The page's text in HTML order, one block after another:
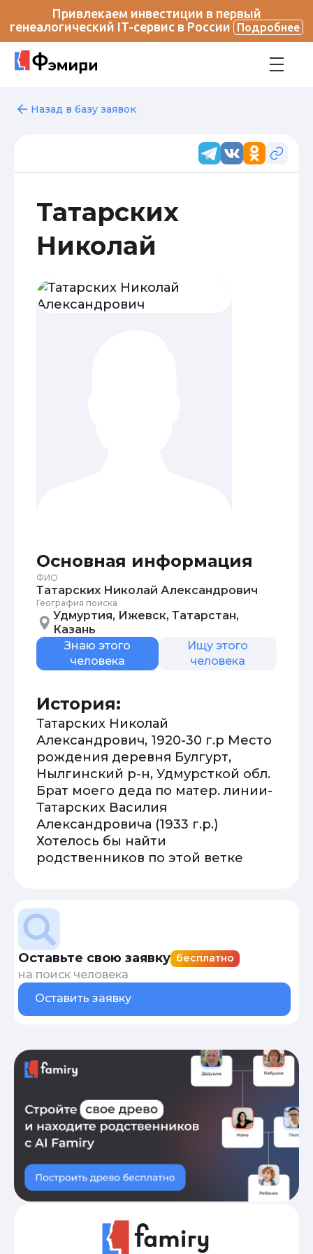
Привлекаем инвестиции в первый
генеалогический IT-сервис в России
Подробнее
Назад в базу заявок
Татарских
Николай
Основная информация
ФИО
Татарских Николай Александрович
География поиска
Удмуртия, Ижевск, Татарстан,
Казань
Знаю этого
человека
Ищу этого
человека
История:
Татарских Николай
Александрович, 1920-30 г.р Место
рождения деревня Булгурт,
Нылгинский р-н, Удмурсткой обл.
Брат моего деда по матер. линии-
Татарских Василия
Александровича (1933 г.р.)
Хотелось бы найти
родственников по этой ветке
Оставьте свою заявку бесплатно
на поиск человека
Оставить заявку